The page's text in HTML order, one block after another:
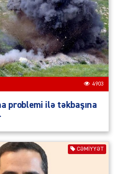
4903
problemi ilə təkbaşına
CƏMIYYƏT